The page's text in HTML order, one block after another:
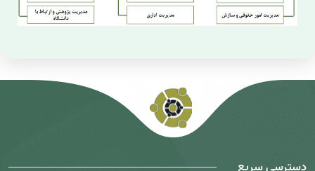
دسترسی سریع